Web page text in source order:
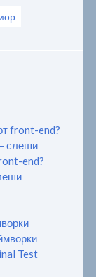
front-end?
слеши
end?
Test